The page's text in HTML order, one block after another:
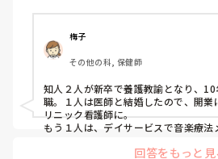
梅子
その他の科, 保健師
知人２人が新卒で養護教諭となり、
職。１人は医師と結婚したので、開業
リニック看護師に。
もう１人は、デイサービスで音楽療法
回答をもっと見